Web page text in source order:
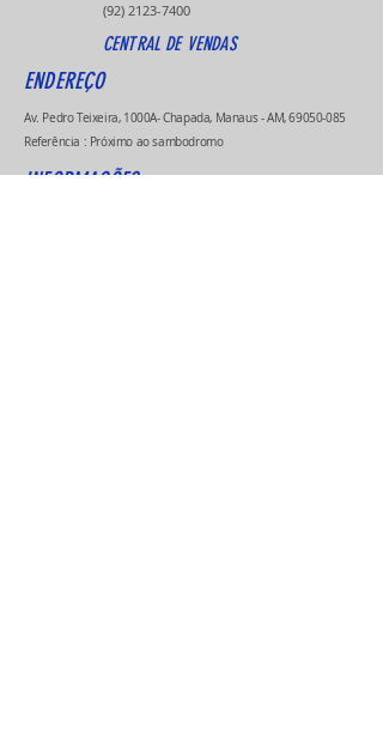
(92) 2123-7400
CENTRAL DE VENDAS
ENDEREÇO
Av. Pedro Teixeira, 1000A- Chapada, Manaus - AM,69050-085
Referência : Próximo ao sambodromo
INFORMAÇÕES